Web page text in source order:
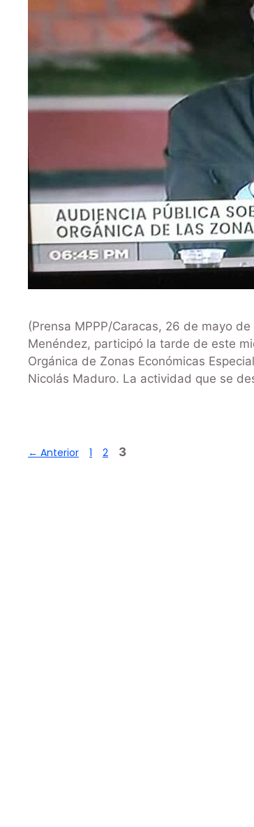
(Prensa MPPP/Caracas, 26 de mayo
Menéndez, participó la tarde de este
Orgánica de Zonas Económicas
Nicolás Maduro. La actividad que se
← Anterior 1 2 3